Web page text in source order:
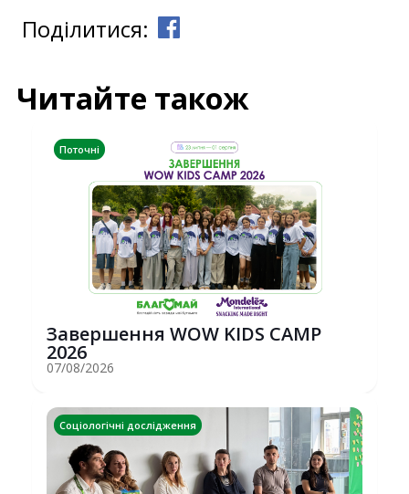
Поділитися:
Читайте також
Поточні
Завершення WOW KIDS CAMP
2026
07/08/2026
Соціологічні дослідження